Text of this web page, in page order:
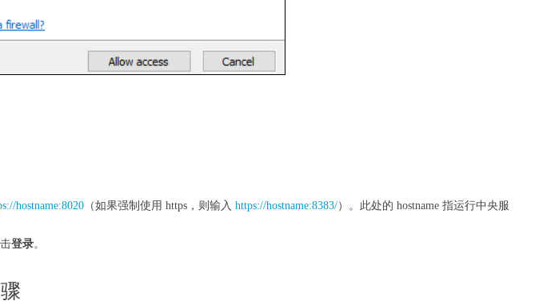
hostname:8020 （如果强制使用 https，则输入https://hostname:8383/）。此处的 hostname 指运行中央服
登录。